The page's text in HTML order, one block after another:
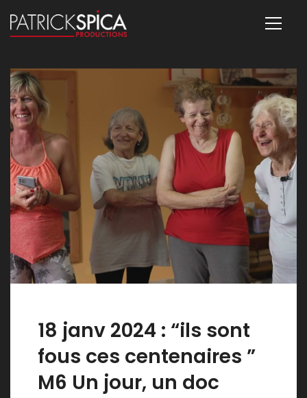
18 janv 2024 : “ils sont
fous ces centenaires ”
M6 Un jour, un doc